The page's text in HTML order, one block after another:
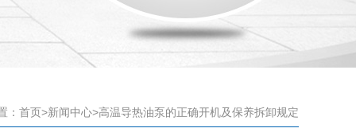
： 首页>新闻中心>高温导热油泵的正确开机及保养拆卸规定